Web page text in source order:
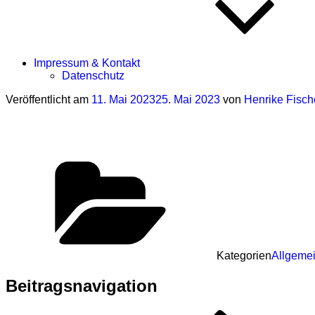
Impressum & Kontakt
Datenschutz
Veröffentlicht am 11. Mai 202325. Mai 2023 von Henrike
Kategorien
Beitragsnavigation